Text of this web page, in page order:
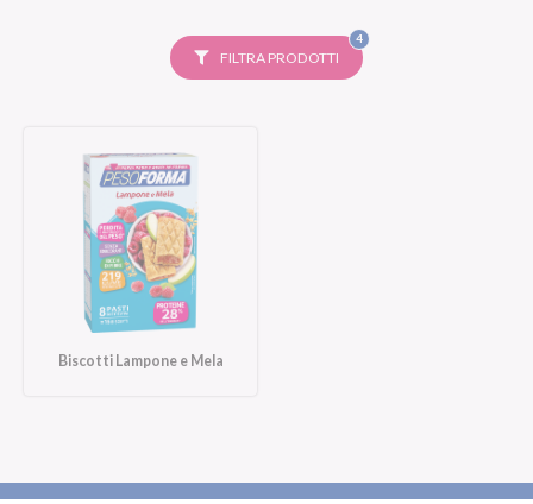
FILTRA PRODOTTI
4FILTRI
SELEZIONATI
Biscotti Lampone e Mela